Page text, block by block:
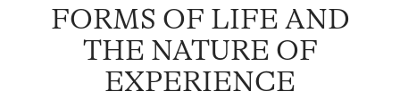
FORMS OF LIFE AND
THE NATURE OF
EXPERIENCE